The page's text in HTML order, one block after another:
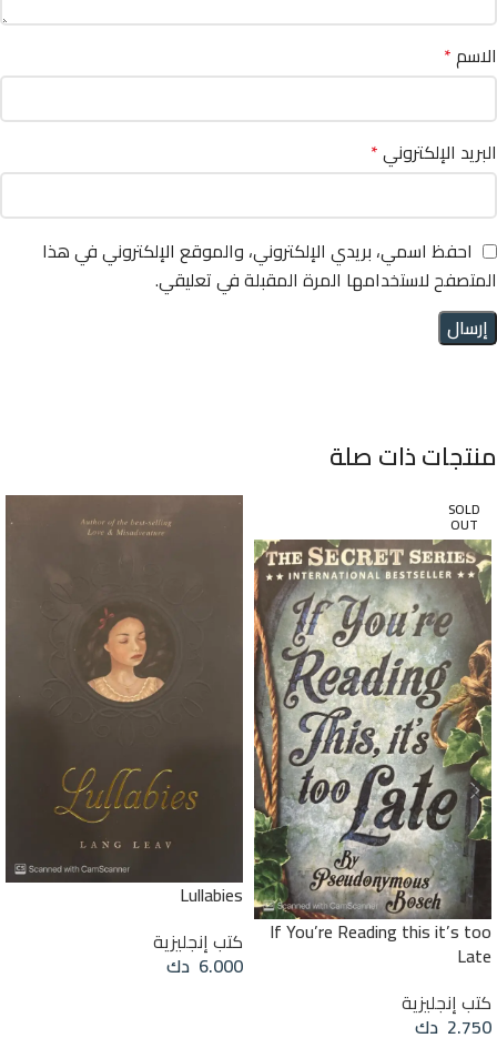
الاسم*
البريد الإلكتروني*
احفظ اسمي، بريدي الإلكتروني، والموقع الإلكتروني في هذا
المتصفح لاستخدامها المرة المقبلة في تعليقي.
منتجات ذات صلة
SOLD
OUT
If You’re Reading this it’s too
Late
كتب إنجليزية
2.750 دك
Lullabies
كتب إنجليزية
6.000 دك